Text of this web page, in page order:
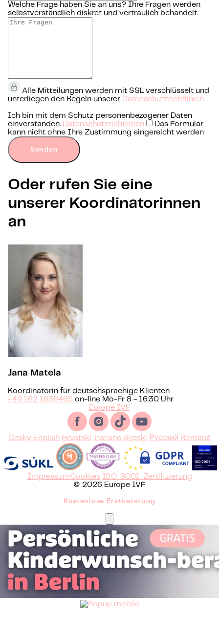
Welche Frage haben Sie an uns?
Ihre Fragen werden
selbstverständlich diskret und vertraulich behandelt.
Alle Mitteilungen werden mit SSL verschlüsselt und
unterliegen den Regeln unserer
Datenschutzrichtlinien
Ich bin mit dem Schutz personenbezogener Daten
einverstanden.
Datenschutzrichtlinien
Das Formular
kann nicht ohne Ihre Zustimmung eingereicht werden
Senden
Oder rufen Sie eine
unserer Koordinatorinnen
an
Jana Matela
Koordinatorin für deutschsprachige Klienten
+49 162 1836465 on-line Mo-Fr 8 - 16:30 Uhr
Europe IVF
Česky English Hrvatski Italiano Srpski Русский Română
ImpressumCookies ISO-9001-Zertifizierung
© 2026 Europe IVF
Kostenlose Erstberatung